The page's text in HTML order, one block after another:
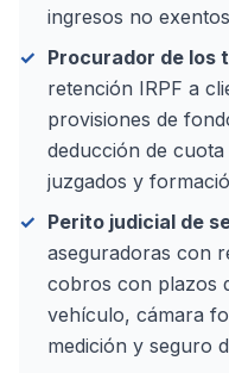
ingresos no
Procurador de los
retención IRPF a
provisiones de
deducción de
juzgados y
Perito judicial de
aseguradoras con
cobros con plazos
vehículo, cámara
medición y seguro